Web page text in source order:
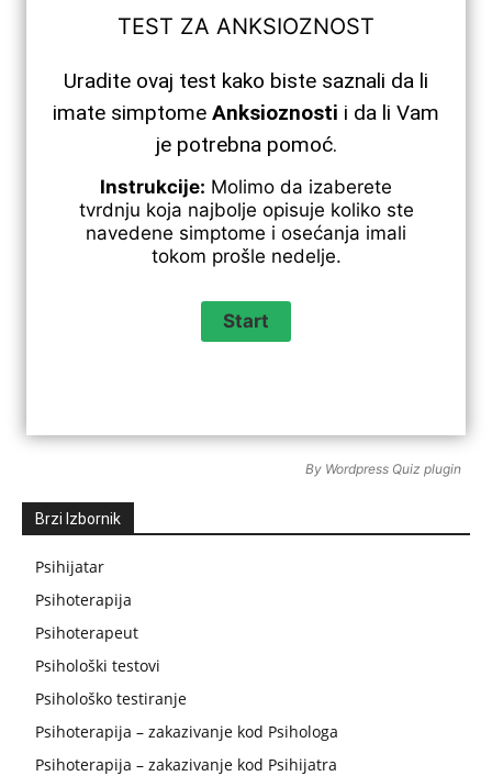
TEST ZA ANKSIOZNOST
Uradite ovaj test kako biste saznali da li
imate simptome Anksioznosti i da li Vam
je potrebna pomoć.
Instrukcije: Molimo da izaberete
tvrdnju koja najbolje opisuje koliko ste
navedene simptome i osećanja imali
tokom prošle nedelje.
By Wordpress Quiz plugin
Brzi Izbornik
Psihijatar
Psihoterapija
Psihoterapeut
Psihološki testovi
Psihološko testiranje
Psihoterapija – zakazivanje kod Psihologa
Psihoterapija – zakazivanje kod Psihijatra